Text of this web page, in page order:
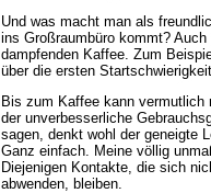
Und was macht man als
ins Großraumbüro kommt?
dampfenden Kaffee. Zum
über die ersten
Bis zum Kaffee kann vermutlich
der unverbesserliche
sagen, denkt wohl der geneigte
Ganz einfach. Meine völlig
Diejenigen Kontakte, die sich
abwenden, bleiben.